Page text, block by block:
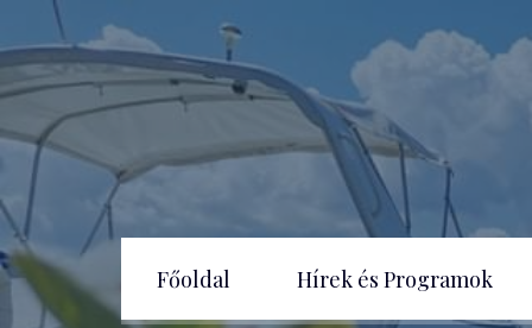
Főoldal Hírek és Programok